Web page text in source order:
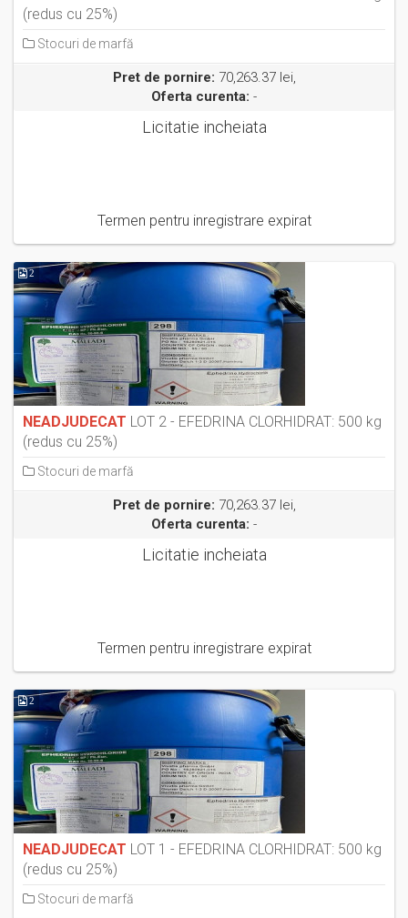
(redus cu 25%)
Stocuri de marfă
Pret de pornire: 70,263.37 lei,
Oferta curenta: -
Licitatie incheiata
Termen pentru inregistrare expirat
2
NEADJUDECAT LOT 2 - EFEDRINA CLORHIDRAT: 500 kg
(redus cu 25%)
Stocuri de marfă
Pret de pornire: 70,263.37 lei,
Oferta curenta: -
Licitatie incheiata
Termen pentru inregistrare expirat
2
NEADJUDECAT LOT 1 - EFEDRINA CLORHIDRAT: 500 kg
(redus cu 25%)
Stocuri de marfă